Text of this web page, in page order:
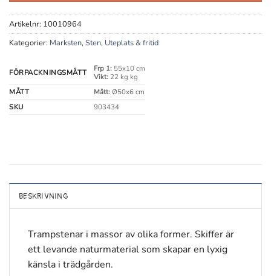
Artikelnr: 10010964
Kategorier: Marksten,Sten, Uteplats & fritid
FÖRPACKNINGSMÅTT Frp 1:55x10 cm
Vikt:22 kg kg
MÅTT
Mått:Ø50x6 cm
SKU
903434
BESKRIVNING
Trampstenar i massor av olika former. Skiffer är
ett levande naturmaterial som skapar en lyxig
känsla i trädgården.